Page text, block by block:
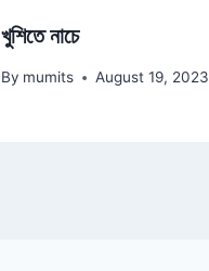
খুশিতে নাচে
By mumits August 19, 2023